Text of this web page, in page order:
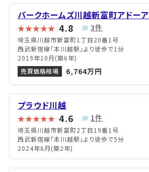
パークホームズ川越新富町アドーア
4.8 3件
埼玉県川越市新富町1丁目20番1号
西武新宿線「本川越駅」より徒歩で1分
2019年10月(築6年)
売買価格相場
6,764万円
プラウド川越
4.6 1件
埼玉県川越市新富町2丁目19番1号
西武新宿線「本川越駅」より徒歩で5分
2024年6月(築2年)